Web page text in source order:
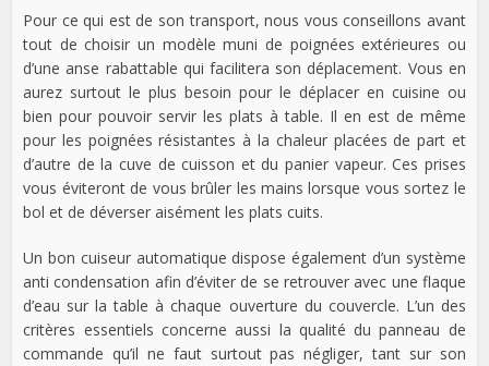
Pour ce qui est de son transport, nous vous conseillons avant
tout de choisir un modèle muni de poignées extérieures ou
d’une anse rabattable qui facilitera son déplacement. Vous en
aurez surtout le plus besoin pour le déplacer en cuisine ou
bien pour pouvoir servir les plats à table. Il en est de même
pour les poignées résistantes à la chaleur placées de part et
d’autre de la cuve de cuisson et du panier vapeur. Ces prises
vous éviteront de vous brûler les mains lorsque vous sortez le
bol et de déverser aisément les plats cuits.
Un bon cuiseur automatique dispose également d’un système
anti condensation afin d’éviter de se retrouver avec une flaque
d’eau sur la table à chaque ouverture du couvercle. L’un des
critères essentiels concerne aussi la qualité du panneau de
commande qu’il ne faut surtout pas négliger, tant sur son